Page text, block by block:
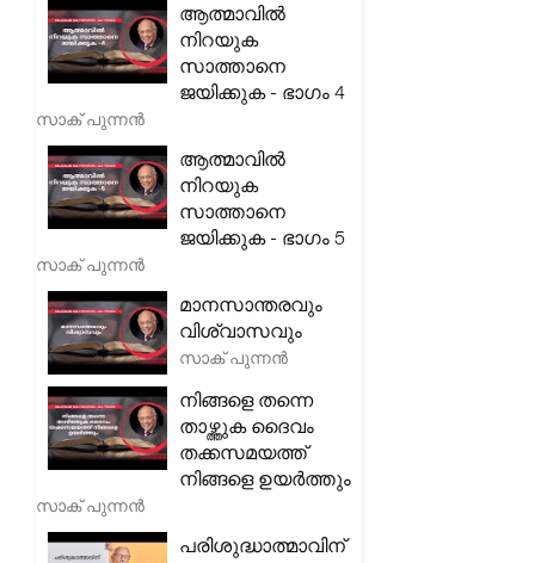
ആത്മാവിൽ
നിറയുക
സാത്താനെ
ജയിക്കുക - ഭാഗം 4
സാക് പുന്നൻ
ആത്മാവിൽ
നിറയുക
സാത്താനെ
ജയിക്കുക - ഭാഗം 5
സാക് പുന്നൻ
മാനസാന്തരവും
വിശ്വാസവും
സാക് പുന്നൻ
നിങ്ങളെ തന്നെ
താഴ്ത്തുക ദൈവം
തക്കസമയത്ത്
നിങ്ങളെ ഉയർത്തും
സാക് പുന്നൻ
പരിശുദ്ധാത്മാവിന്